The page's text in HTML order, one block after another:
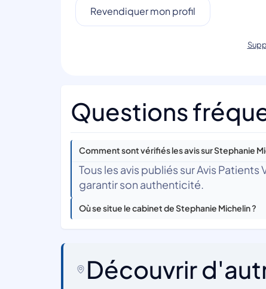
Revendiquer mon profil
Questions
Comment sont vérifiés les avis sur Stephanie
Tous les avis publiés sur Avis
garantir son authenticité.
Où se situe le cabinet de Stephanie Michelin ?
Découvrir